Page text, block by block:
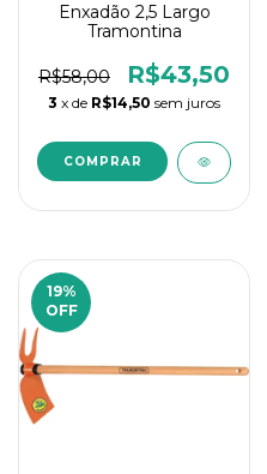
Enxadão 2,5 Largo
Tramontina
R$58,00 R$43,50
3 x de R$14,50 sem juros
19%
OFF